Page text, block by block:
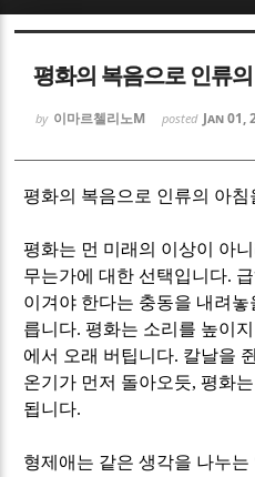
평화의 복음으로 인류
by 이마르첼리노M posted Jan 01,
평화의 복음으로 인류의 아
평화는 먼 미래의 이상이 아
무는가에 대한 선택입니다.
이겨야 한다는 충동을 내려놓
릅니다.평화는 소리를 높이
에서 오래 버팁니다. 칼날을
온기가 먼저 돌아오듯,평화
됩니다.
형제애는 같은 생각을 나누
Sketchbook5,
Sketchbook5,
Sketchbook5,
Sketchbook5,